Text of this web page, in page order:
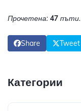
Прочетена: 47 пъти.
Share Tweet
Категории